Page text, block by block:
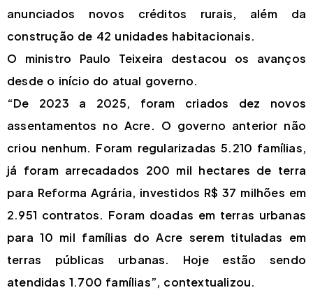
anunciados novos créditos rurais, além da
construção de 42 unidades habitacionais.
O ministro Paulo Teixeira destacou os avanços
desde o início do atual governo.
“De 2023 a 2025, foram criados dez novos
assentamentos no Acre. O governo anterior não
criou nenhum. Foram regularizadas 5.210 famílias,
já foram arrecadados 200 mil hectares de terra
para Reforma Agrária, investidos R$ 37 milhões em
2.951 contratos. Foram doadas em terras urbanas
para 10 mil famílias do Acre serem tituladas em
terras públicas urbanas. Hoje estão sendo
atendidas 1.700 famílias”, contextualizou.